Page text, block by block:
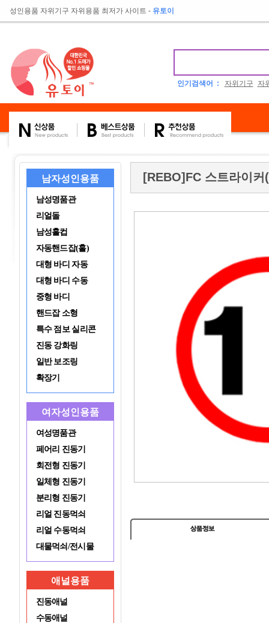
성인용품 자위기구 자위용품 최저가 사이트 - 유토이
인기검색어 : 자위기구 자
남자성인용품
남성명품관
리얼돌
남성홀컵
자동핸드잡(홀)
대형 바디 자동
대형 바디 수동
중형 바디
핸드잡 소형
특수 점보 실리콘
진동 강화링
일반 보조링
확장기
여자성인용품
여성명품관
페어리 진동기
회전형 진동기
일체형 진동기
분리형 진동기
리얼 진동먹쇠
리얼 수동먹쇠
대물먹쇠/전시물
애널용품
진동애널
수동애널
[REBO]FC 스트라이